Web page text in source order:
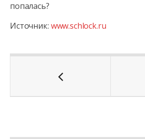
попалась?
Источник: www.schlock.ru